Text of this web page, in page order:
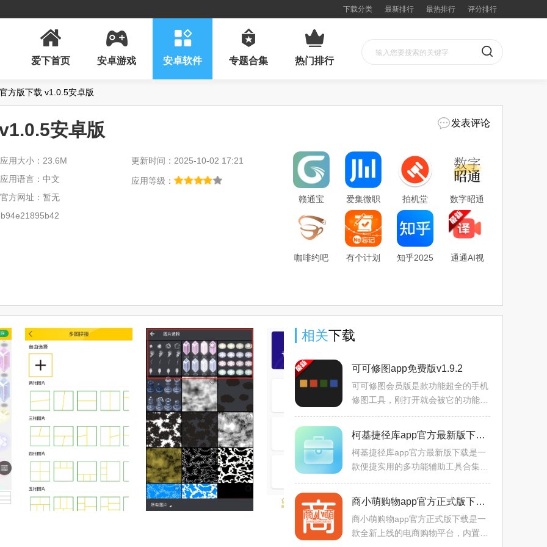
下载分类 最新排行 最热排行 评分排行
爱下首页 安卓游戏 安卓软件 专题合集 热门排行
方版下载 v1.0.5安卓版
安卓版 发表评论
应用大小：23.6M
更新时间：2025-10-02 17:21
应用语言：中文
应用等级：
官方网址：暂无
赣通宝
版
爱集微职
场频道
app
拍机堂
app最新
数字昭通
2025下载
安装
咖啡约吧
有个计划
知乎2025
通通AI视
相关下载
可可修图app免费版v1.9.2
可可修图会员版是款功能超全的手机
修图工具，刚打开就会被它的功能丰
节肯定有，想微调照片光线随便拉几
下滑块就行，连新手都能
柯基捷径库app官方最新版下载v3.0全新版
柯基捷径库app官方最新版下载是一
款便捷实用的多功能辅助工具合集，
乐，自动化等多种领域，每个分类下
都内置有多样化的辅助功能，
商小萌购物app官方正式版下载v1.0.1最新版
商小萌购物app官方正式版下载是一
款全新上线的电商购物平台，内置丰